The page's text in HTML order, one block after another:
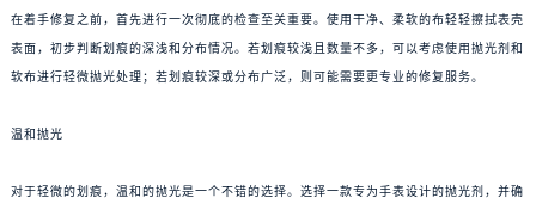
在着手修复之前，首先进行一次彻底的检查至关重要。使用干净、柔软的布轻轻擦拭表壳
表面，初步判断划痕的深浅和分布情况。若划痕较浅且数量不多，可以考虑使用抛光剂和
软布进行轻微抛光处理；若划痕较深或分布广泛，则可能需要更专业的修复服务。
温和抛光
对于轻微的划痕，温和的抛光是一个不错的选择。选择一款专为手表设计的抛光剂，并确